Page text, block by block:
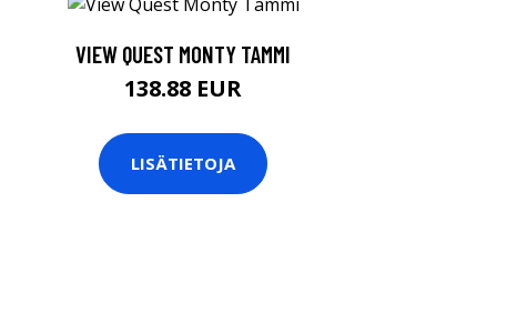
VIEW QUEST MONTY TAMMI
138.88 EUR
LISÄTIETOJA